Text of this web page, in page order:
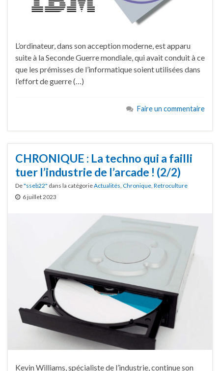
L’ordinateur, dans son acception moderne, est apparu
suite à la Seconde Guerre mondiale, qui avait conduit à ce
que les prémisses de l’informatique soient utilisées dans
l’effort de guerre (…)
Faire un commentaire
CHRONIQUE : La techno qui a failli
tuer l’industrie de l’arcade ! (2/2)
De"sseb22" dans la catégorieActualités, Chronique, Retroculture
6 juillet 2023
Kevin Williams, spécialiste de l’industrie, continue son